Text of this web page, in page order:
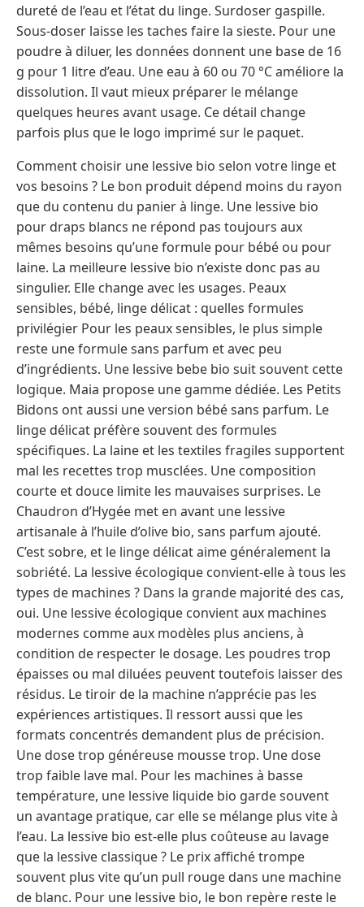
dureté de l’eau et l’état du linge. Surdoser gaspille.
Sous-doser laisse les taches faire la sieste. Pour une
poudre à diluer, les données donnent une base de 16
g pour 1 litre d’eau. Une eau à 60 ou 70 °C améliore la
dissolution. Il vaut mieux préparer le mélange
quelques heures avant usage. Ce détail change
parfois plus que le logo imprimé sur le paquet.
Comment choisir une lessive bio selon votre linge et
vos besoins ? Le bon produit dépend moins du rayon
que du contenu du panier à linge. Une lessive bio
pour draps blancs ne répond pas toujours aux
mêmes besoins qu’une formule pour bébé ou pour
laine. La meilleure lessive bio n’existe donc pas au
singulier. Elle change avec les usages. Peaux
sensibles, bébé, linge délicat : quelles formules
privilégier Pour les peaux sensibles, le plus simple
reste une formule sans parfum et avec peu
d’ingrédients. Une lessive bebe bio suit souvent cette
logique. Maia propose une gamme dédiée. Les Petits
Bidons ont aussi une version bébé sans parfum. Le
linge délicat préfère souvent des formules
spécifiques. La laine et les textiles fragiles supportent
mal les recettes trop musclées. Une composition
courte et douce limite les mauvaises surprises. Le
Chaudron d’Hygée met en avant une lessive
artisanale à l’huile d’olive bio, sans parfum ajouté.
C’est sobre, et le linge délicat aime généralement la
sobriété. La lessive écologique convient-elle à tous les
types de machines ? Dans la grande majorité des cas,
oui. Une lessive écologique convient aux machines
modernes comme aux modèles plus anciens, à
condition de respecter le dosage. Les poudres trop
épaisses ou mal diluées peuvent toutefois laisser des
résidus. Le tiroir de la machine n’apprécie pas les
expériences artistiques. Il ressort aussi que les
formats concentrés demandent plus de précision.
Une dose trop généreuse mousse trop. Une dose
trop faible lave mal. Pour les machines à basse
température, une lessive liquide bio garde souvent
un avantage pratique, car elle se mélange plus vite à
l’eau. La lessive bio est-elle plus coûteuse au lavage
que la lessive classique ? Le prix affiché trompe
souvent plus vite qu’un pull rouge dans une machine
de blanc. Pour une lessive bio, le bon repère reste le